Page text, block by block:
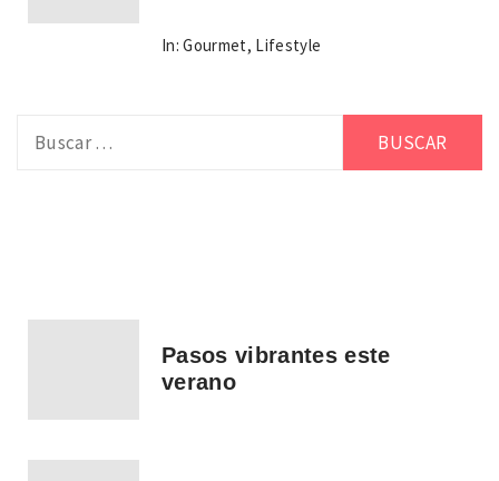
In: Gourmet, Lifestyle
Pasos vibrantes este
verano